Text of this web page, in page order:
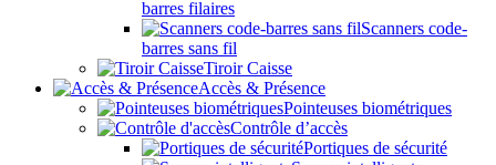
barres filaires
Scanners code-
barres sans fil
Tiroir Caisse
Accès & Présence
Pointeuses biométriques
Contrôle d’accès
Portiques de sécurité